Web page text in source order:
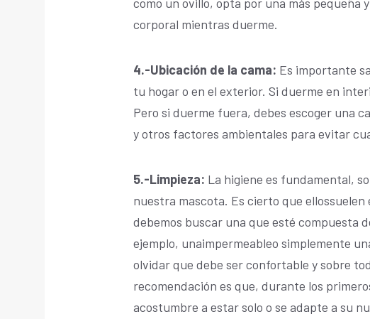
corporal mientras duerme.
4.-Ubicación de la cama: Es importante
tu hogar o en el exterior. Si duerme en
Pero si duerme fuera, debes escoger una
y otros factores ambientales para evitar
5.-Limpieza: La higiene es fundamental,
nuestra mascota. Es cierto que
debemos buscar una que esté compuesta
ejemplo, unaimpermeableo simplemente
olvidar que debe ser confortable y sobre
recomendación es que, durante los
acostumbre a estar solo o se adapte a su